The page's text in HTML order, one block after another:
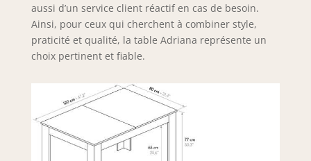
aussi d’un service client réactif en cas de besoin.
Ainsi, pour ceux qui cherchent à combiner style,
praticité et qualité, la table Adriana représente un
choix pertinent et fiable.